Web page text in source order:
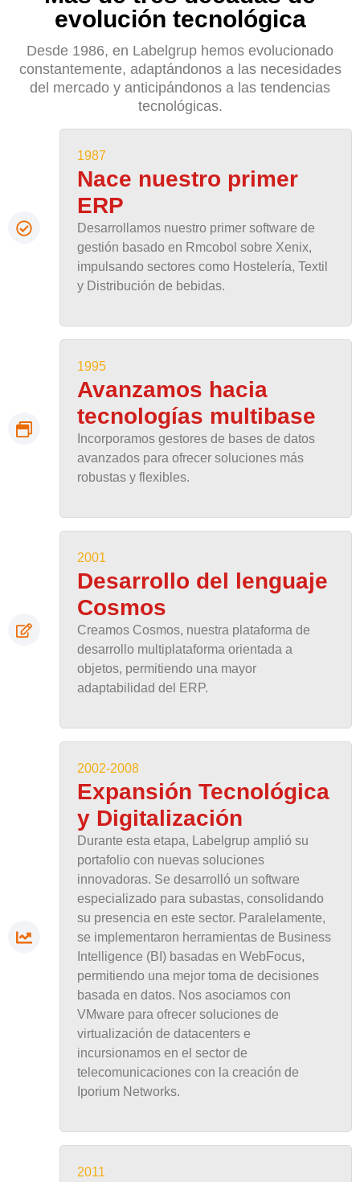
evolución tecnológica
Desde 1986, en Labelgrup hemos evolucionado
constantemente, adaptándonos a las necesidades
del mercado y anticipándonos a las tendencias
tecnológicas.
1987
Nace nuestro primer
ERP
Desarrollamos nuestro primer software de
gestión basado en Rmcobol sobre Xenix,
impulsando sectores como Hostelería, Textil
y Distribución de bebidas.
1995
Avanzamos hacia
tecnologías multibase
Incorporamos gestores de bases de datos
avanzados para ofrecer soluciones más
robustas y flexibles.
2001
Desarrollo del lenguaje
Cosmos
Creamos Cosmos, nuestra plataforma de
desarrollo multiplataforma orientada a
objetos, permitiendo una mayor
adaptabilidad del ERP.
2002-2008
Expansión Tecnológica
y Digitalización
Durante esta etapa, Labelgrup amplió su
portafolio con nuevas soluciones
innovadoras. Se desarrolló un software
especializado para subastas, consolidando
su presencia en este sector. Paralelamente,
se implementaron herramientas de Business
Intelligence (BI) basadas en WebFocus,
permitiendo una mejor toma de decisiones
basada en datos. Nos asociamos con
VMware para ofrecer soluciones de
virtualización de datacenters e
incursionamos en el sector de
telecomunicaciones con la creación de
Iporium Networks.
2011